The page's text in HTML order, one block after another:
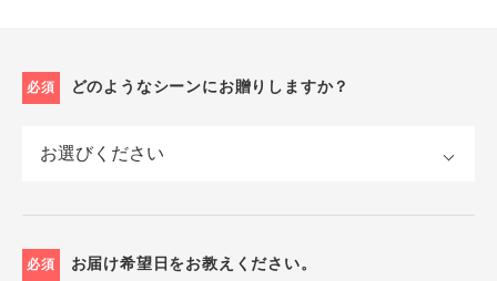
必須 どのようなシーンにお贈りしますか？
必須 お届け希望日をお教えください。